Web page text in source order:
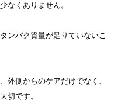
なくありません。
ンパク質量が足りていないこ
外側からのケアだけでなく、
切です。